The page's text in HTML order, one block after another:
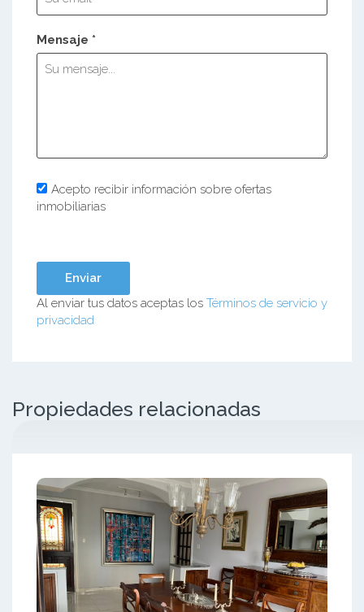
Mensaje *
Acepto recibir información sobre ofertas
inmobiliarias
Al enviar tus datos aceptas los Términos de servicio y
privacidad
Propiedades relacionadas